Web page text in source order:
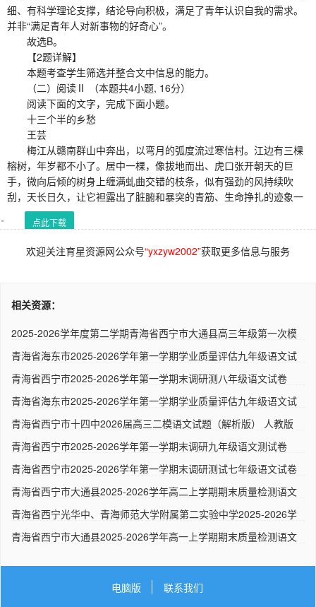
细、有科学理论支撑，结论导向积极，满足了青年认识自我的需求。
并非“满足青年人对新事物的好奇心”。
故选B。
【2题详解】
本题考查学生筛选并整合文中信息的能力。
（二）阅读Ⅱ （本题共4小题, 16分）
阅读下面的文字，完成下面小题。
十三个半的乡愁
王芸
梅江从赣南群山中奔出，以弯月的弧度流过寒信村。江边有三棵
榕树，年岁都不小了。居中一棵，像拔地而出、虎口张开朝天的巨
手，微向后倾的树身上缠满虬曲交错的枝条，似有强劲的风持续吹
刮，天长日久，让它袒露出了脏腑和暴突的青筋、生命挣扎的迹象一
点此下载
欢迎关注育星资源网公众号“yxzyw2002”获取更多信息与服务
相关资源：
2025-2026学年度第二学期青海省西宁市大通县高三年级第一次模
青海省海东市2025-2026学年第一学期学业质量评估九年级语文试
青海省西宁市2025-2026学年第一学期末调研测八年级语文试卷
青海省海东市2025-2026学年第一学期学业质量评估九年级语文试
青海省西宁市十四中2026届高三二模语文试题（解析版） 人教版
青海省西宁市2025-2026学年第一学期末调研九年级语文测试卷
青海省西宁市2025-2026学年第一学期末调研测试七年级语文试卷
青海省西宁市大通县2025-2026学年高二上学期期末质量检测语文
青海省西宁光华中、青海师范大学附属第二实验中学2025-2026学
青海省西宁市大通县2025-2026学年高一上学期期末质量检测语文
电脑版 联系我们